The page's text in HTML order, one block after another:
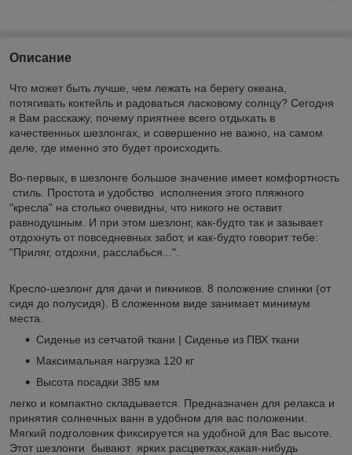
Описание
Что может быть лучше, чем лежать на берегу океана,
потягивать коктейль и радоваться ласковому солнцу? Сегодня
я Вам расскажу, почему приятнее всего отдыхать в
качественных шезлонгах, и совершенно не важно, на самом
деле, где именно это будет происходить.
Во-первых, в шезлонге большое значение имеет комфортность
стиль. Простота и удобство исполнения этого пляжного
"кресла" на столько очевидны, что никого не оставит
равнодушным. И при этом шезлонг, как-будто так и зазывает
отдохнуть от повседневных забот, и как-будто говорит тебе:
"Приляг, отдохни, расслабься...".
Кресло-шезлонг для дачи и пикников. 8 положение спинки (от
сидя до полусидя). В сложенном виде занимает минимум
места.
Cиденье из сетчатой ткани | Сиденье из ПВХ ткани
Максимальная нагрузка 120 кг
Высота посадки 385 мм
легко и компактно складывается. Предназначен для релакса и
принятия солнечных ванн в удобном для вас положении.
Мягкий подголовник фиксируется на удобной для Вас высоте.
Этот шезлонги бывают ярких расцветках,какая-нибудь